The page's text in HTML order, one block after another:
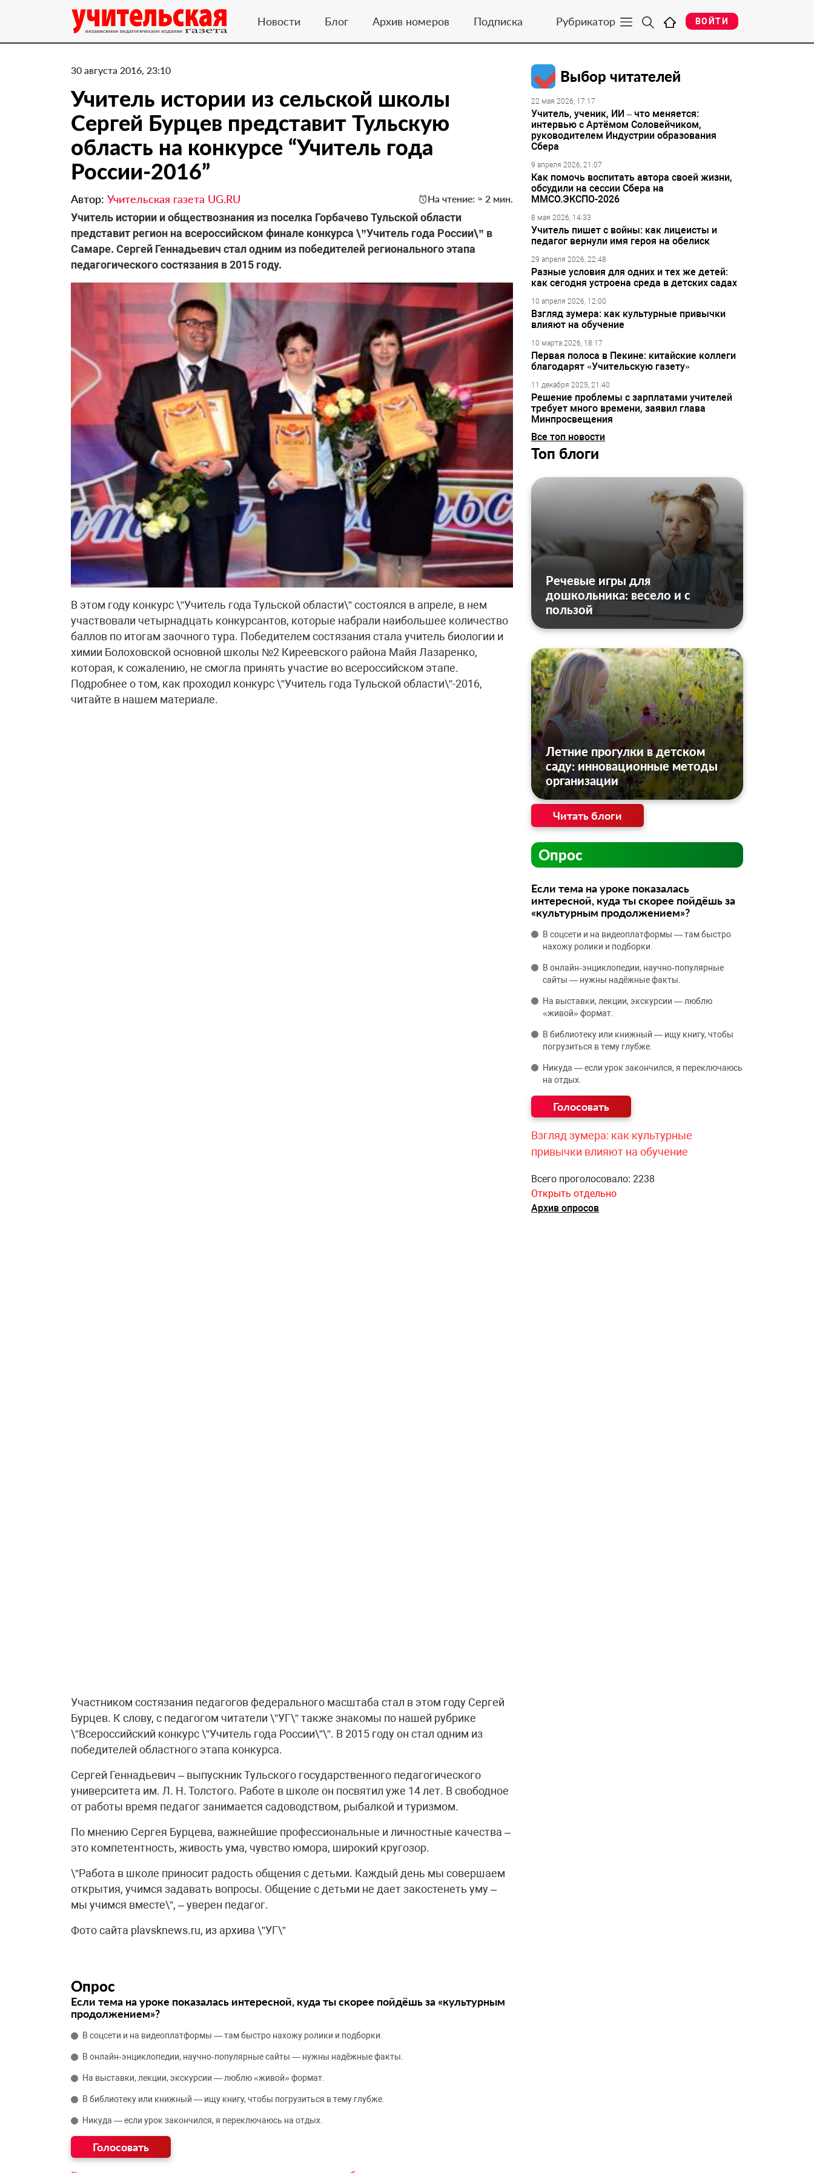
Новости Блог Архив номеров Подписка Рубрикатор ВОЙТИ
30 августа 2016, 23:10
Учитель истории из сельской школы
Сергей Бурцев представит Тульскую
область на конкурсе “Учитель года
России-2016”
Автор: Учительская газета UG.RU На чтение: ≈ 2 мин.
Учитель истории и обществознания из поселка Горбачево Тульской области
представит регион на всероссийском финале конкурса \”Учитель года России\” в
Самаре. Сергей Геннадьевич стал одним из победителей регионального этапа
педагогического состязания в 2015 году.
В этом году конкурс \”Учитель года Тульской области\” состоялся в апреле, в нем
участвовали четырнадцать конкурсантов, которые набрали наибольшее количество
баллов по итогам заочного тура. Победителем состязания стала учитель биологии и
химии Болоховской основной школы №2 Киреевского района Майя Лазаренко,
которая, к сожалению, не смогла принять участие во всероссийском этапе.
Подробнее о том, как проходил конкурс \”Учитель года Тульской области\”-2016,
читайте в нашем материале.
Участником состязания педагогов федерального масштаба стал в этом году Сергей
Бурцев. К слову, с педагогом читатели \”УГ\” также знакомы по нашей рубрике
\”Всероссийский конкурс \”Учитель года России\”\”. В 2015 году он стал одним из
победителей областного этапа конкурса.
Сергей Геннадьевич – выпускник Тульского государственного педагогического
университета им. Л. Н. Толстого. Работе в школе он посвятил уже 14 лет. В свободное
от работы время педагог занимается садоводством, рыбалкой и туризмом.
По мнению Сергея Бурцева, важнейшие профессиональные и личностные качества –
это компетентность, живость ума, чувство юмора, широкий кругозор.
\”Работа в школе приносит радость общения с детьми. Каждый день мы совершаем
открытия, учимся задавать вопросы. Общение с детьми не дает закостенеть уму –
мы учимся вместе\”, – уверен педагог.
Фото сайта plavsknews.ru, из архива \”УГ\”
Опрос
Если тема на уроке показалась интересной, куда ты скорее пойдёшь за «культурным
продолжением»?
В соцсети и на видеоплатформы — там быстро нахожу ролики и подборки.
В онлайн‑энциклопедии, научно‑популярные сайты — нужны надёжные факты.
На выставки, лекции, экскурсии — люблю «живой» формат.
В библиотеку или книжный — ищу книгу, чтобы погрузиться в тему глубже.
Никуда — если урок закончился, я переключаюсь на отдых.
Выбор читателей
22 мая 2026, 17:17
Учитель, ученик, ИИ – что меняется:
интервью с Артёмом Соловейчиком,
руководителем Индустрии образования
Сбера
9 апреля 2026, 21:07
Как помочь воспитать автора своей жизни,
обсудили на сессии Сбера на
ММСО.ЭКСПО-2026
8 мая 2026, 14:33
Учитель пишет с войны: как лицеисты и
педагог вернули имя героя на обелиск
29 апреля 2026, 22:48
Разные условия для одних и тех же детей:
как сегодня устроена среда в детских садах
10 апреля 2026, 12:00
Взгляд зумера: как культурные привычки
влияют на обучение
10 марта 2026, 18:17
Первая полоса в Пекине: китайские коллеги
благодарят «Учительскую газету»
11 декабря 2025, 21:40
Решение проблемы с зарплатами учителей
требует много времени, заявил глава
Минпросвещения
Все топ новости
Топ блоги
Речевые игры для
дошкольника: весело и с
пользой
Летние прогулки в детском
саду: инновационные методы
организации
Читать блоги
Опрос
Если тема на уроке показалась
интересной, куда ты скорее пойдёшь за
«культурным продолжением»?
В соцсети и на видеоплатформы — там быстро
нахожу ролики и подборки.
В онлайн‑энциклопедии, научно‑популярные
сайты — нужны надёжные факты.
На выставки, лекции, экскурсии — люблю
«живой» формат.
В библиотеку или книжный — ищу книгу, чтобы
погрузиться в тему глубже.
Никуда — если урок закончился, я переключаюсь
на отдых.
Взгляд зумера: как культурные
привычки влияют на обучение
Всего проголосовало: 2238
Открыть отдельно
Архив опросов